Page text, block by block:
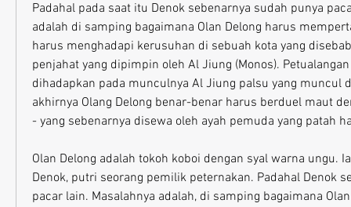
Padahal pada saat itu Denok sebenarnya sudah punya
adalah di samping bagaimana Olan Delong harus
harus menghadapi kerusuhan di sebuah kota yang
penjahat yang dipimpin oleh Al Jiung (Monos).
dihadapkan pada munculnya Al Jiung palsu yang muncul
akhirnya Olang Delong benar-benar harus berduel maut
- yang sebenarnya disewa oleh ayah pemuda yang patah
Olan Delong adalah tokoh koboi dengan syal warna ungu.
Denok, putri seorang pemilik peternakan. Padahal Denok
pacar lain. Masalahnya adalah, di samping bagaimana